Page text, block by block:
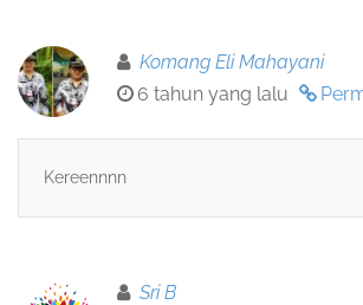
Komang Eli Mahayani
6 tahun yang lalu
Kereennnn
Sri B